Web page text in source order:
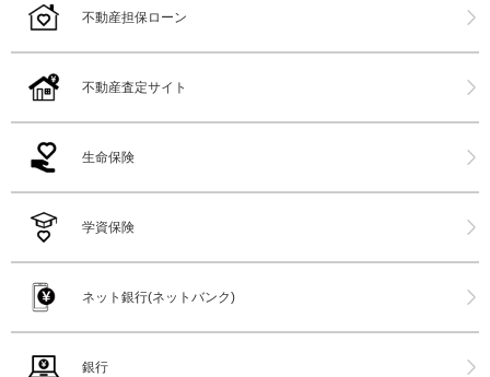
不動産担保ローン
不動産査定サイト
生命保険
学資保険
ネット銀行(ネットバンク)
銀行